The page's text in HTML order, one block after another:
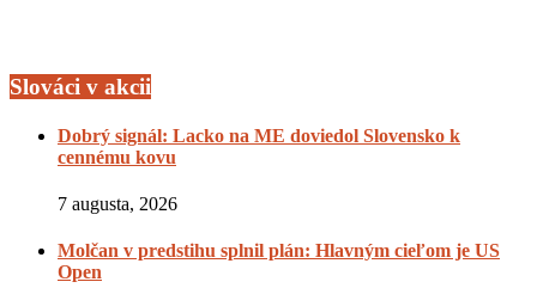
Slováci v akcii
Dobrý signál: Lacko na ME doviedol Slovensko k
cennému kovu
7 augusta, 2026
Molčan v predstihu splnil plán: Hlavným cieľom je US
Open